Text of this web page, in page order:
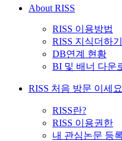
About RISS
RISS 이용방법
RISS 지식더하기
DB연계 현황
BI 및 배너 다운
RISS 처음 방문 이세
RISS란?
RISS 이용권한
내 관심논문 등